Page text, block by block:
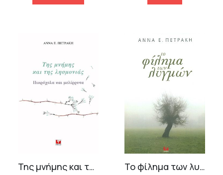
Της μνήμης και της λησμονιάς Το φίλημα των λυγμών